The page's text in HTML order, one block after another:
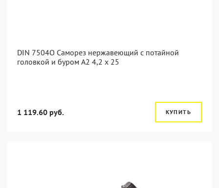
DIN 7504O Саморез нержавеющий с потайной
головкой и буром А2 4,2 x 25
1 119.60 руб. КУПИТЬ